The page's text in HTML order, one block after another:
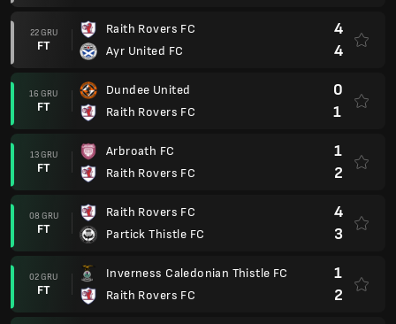
22 GRU
FT
Raith Rovers FC
Ayr United FC
4
4
16 GRU
FT
Dundee United
Raith Rovers FC
0
1
13 GRU
FT
Arbroath FC
Raith Rovers FC
1
2
08 GRU
FT
Raith Rovers FC
Partick Thistle FC
4
3
02 GRU
FT
Inverness Caledonian Thistle FC
Raith Rovers FC
1
2